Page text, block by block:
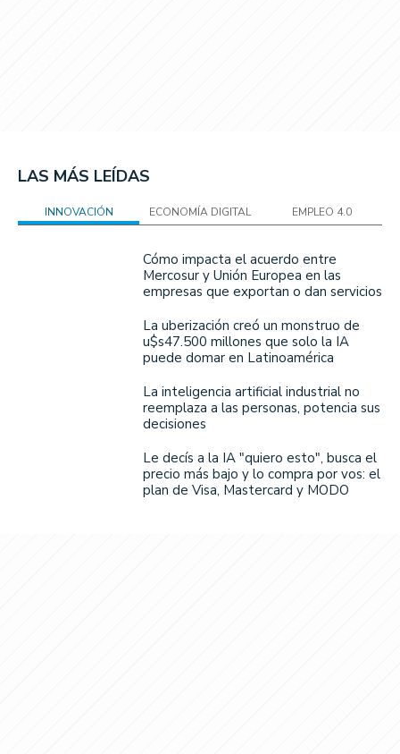
LAS MÁS LEÍDAS
INNOVACIÓN ECONOMÍA DIGITAL EMPLEO 4.0
Cómo impacta el acuerdo entre
Mercosur y Unión Europea en las
empresas que exportan o dan servicios
La uberización creó un monstruo de
u$s47.500 millones que solo la IA
puede domar en Latinoamérica
La inteligencia artificial industrial no
reemplaza a las personas, potencia sus
decisiones
Le decís a la IA "quiero esto", busca el
precio más bajo y lo compra por vos: el
plan de Visa, Mastercard y MODO